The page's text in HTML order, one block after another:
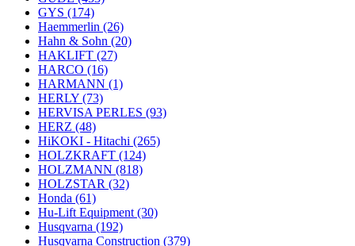
GYS (174)
Haemmerlin (26)
Hahn & Sohn (20)
HAKLIFT (27)
HARCO (16)
HARMANN (1)
HERLY (73)
HERVISA PERLES (93)
HERZ (48)
HiKOKI - Hitachi (265)
HOLZKRAFT (124)
HOLZMANN (818)
HOLZSTAR (32)
Honda (61)
Hu-Lift Equipment (30)
Husqvarna (192)
Husqvarna Construction (379)